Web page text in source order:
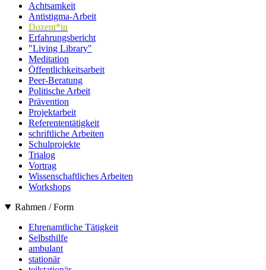
Achtsamkeit
Antistigma-Arbeit
Dozent*in
Erfahrungsbericht
"Living Library"
Meditation
Öffentlichkeitsarbeit
Peer-Beratung
Politische Arbeit
Prävention
Projektarbeit
Referententätigkeit
schriftliche Arbeiten
Schulprojekte
Trialog
Vortrag
Wissenschaftliches Arbeiten
Workshops
Rahmen / Form
Ehrenamtliche Tätigkeit
Selbsthilfe
ambulant
stationär